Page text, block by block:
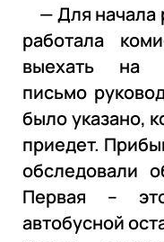
— Для начала
работала
выехать на
письмо
было указано,
приедет.
обследовали
Первая –
автобусной